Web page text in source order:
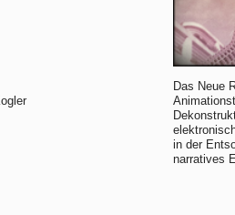
Das Neue
in der
narratives